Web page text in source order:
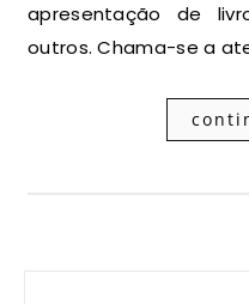
apresentação de
outros. Chama-se a